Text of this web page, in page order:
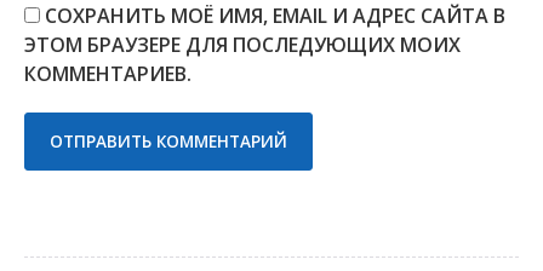
СОХРАНИТЬ МОЁ ИМЯ, EMAIL И АДРЕС САЙТА В
ЭТОМ БРАУЗЕРЕ ДЛЯ ПОСЛЕДУЮЩИХ МОИХ
КОММЕНТАРИЕВ.